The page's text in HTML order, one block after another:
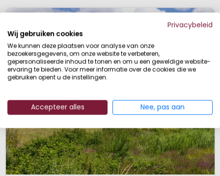
Privacybeleid
Wij gebruiken cookies
We kunnen deze plaatsen voor analyse van onze
bezoekersgegevens, om onze website te verbeteren,
gepersonaliseerde inhoud te tonen en om u een geweldige website-
ervaring te bieden. Voor meer informatie over de cookies die we
gebruiken opent u de instellingen.
Accepteer alles Nee, pas aan